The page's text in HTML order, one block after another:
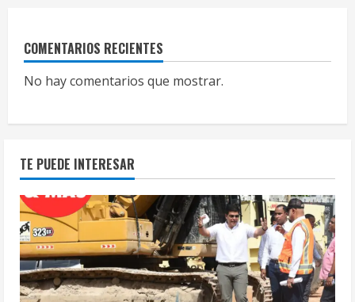
COMENTARIOS RECIENTES
No hay comentarios que mostrar.
TE PUEDE INTERESAR